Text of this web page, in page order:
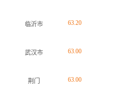
临沂市 63.20
武汉市 63.00
荆门 63.00